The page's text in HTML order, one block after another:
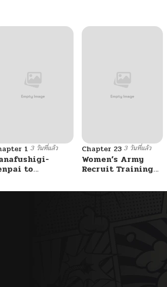
1 3 วันที่แล้ว
to
Chapter 23 3 วันที่แล้ว
Women’s Army
Recruit Training